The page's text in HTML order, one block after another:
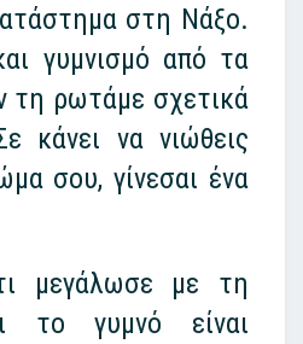
στη Νάξο.
γυμνισμό από τα
τη ρωτάμε σχετικά
κάνει να νιώθεις
σου, γίνεσαι ένα
μεγάλωσε με τη
το γυμνό είναι